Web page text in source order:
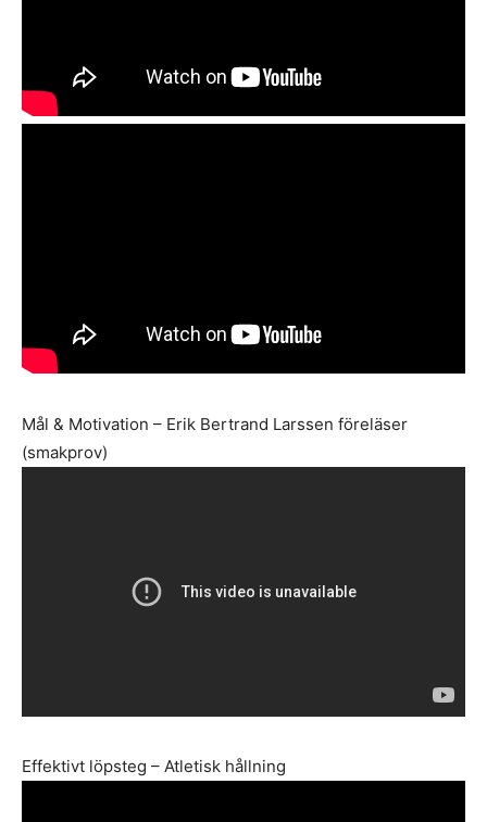
Mål & Motivation – Erik Bertrand Larssen föreläser
(smakprov)
Effektivt löpsteg – Atletisk hållning